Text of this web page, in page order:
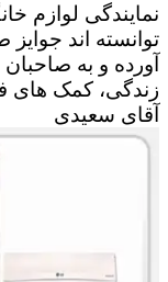
نمایندگی لوازم
توانسته اند
آورده و به صاحبان
آقای سعیدی